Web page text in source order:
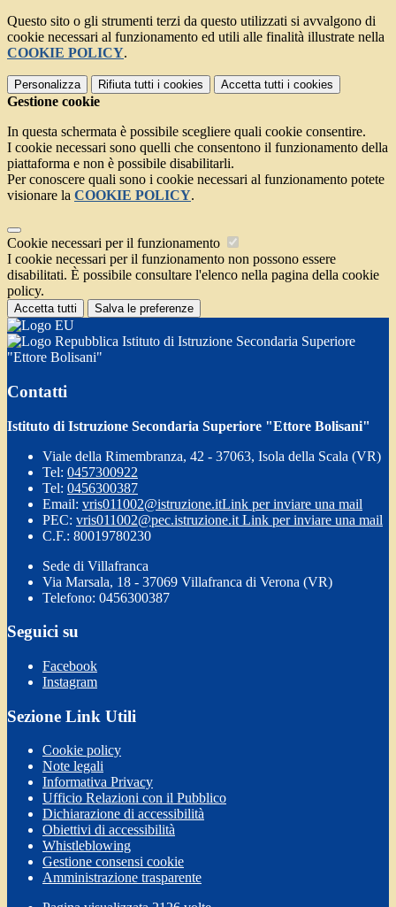
Questo sito o gli strumenti terzi da questo utilizzati si avvalgono di
cookie necessari al funzionamento ed utili alle finalità illustrate nella
COOKIE POLICY.
Personalizza Rifiuta tutti i cookies Accetta tutti i cookies
Gestione cookie
In questa schermata è possibile scegliere quali cookie consentire.
I cookie necessari sono quelli che consentono il funzionamento della
piattaforma e non è possibile disabilitarli.
Per conoscere quali sono i cookie necessari al funzionamento potete
visionare la COOKIE POLICY.
Cookie necessari per il funzionamento
I cookie necessari per il funzionamento non possono essere
disabilitati. È possibile consultare l'elenco nella pagina della cookie
policy.
Accetta tutti Salva le preferenze
Istituto di Istruzione Secondaria Superiore
"Ettore Bolisani"
Contatti
Istituto di Istruzione Secondaria Superiore "Ettore Bolisani"
Viale della Rimembranza, 42 - 37063, Isola della Scala (VR)
Tel: 0457300922
Tel: 0456300387
Email: vris011002@istruzione.itLink per inviare una mail
PEC: vris011002@pec.istruzione.it Link per inviare una mail
C.F.: 80019780230
Sede di Villafranca
Via Marsala, 18 - 37069 Villafranca di Verona (VR)
Telefono: 0456300387
Seguici su
Facebook
Instagram
Sezione Link Utili
Cookie policy
Note legali
Informativa Privacy
Ufficio Relazioni con il Pubblico
Dichiarazione di accessibilità
Obiettivi di accessibilità
Whistleblowing
Gestione consensi cookie
Amministrazione trasparente